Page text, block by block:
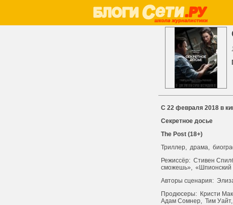
С 22 февраля 2018 в
Секретное досье
The Post (18+)
Триллер, драма,
Режиссёр: Стивен
сможешь»,
Авторы сценария:
Продюсеры: Кристи
Адам Сомнер, Тим